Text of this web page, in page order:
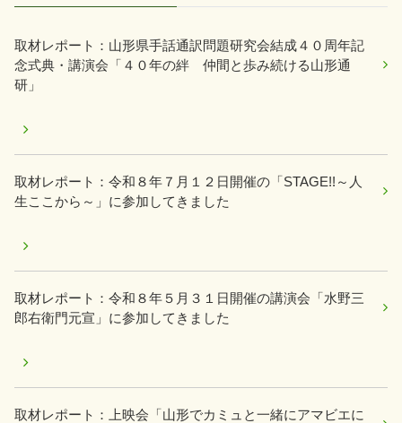
取材レポート：山形県手話通訳問題研究会結成４０周年記
念式典・講演会「４０年の絆 仲間と歩み続ける山形通
研」
取材レポート：令和８年７月１２日開催の「STAGE!!～人
生ここから～」に参加してきました
取材レポート：令和８年５月３１日開催の講演会「水野三
郎右衛門元宣」に参加してきました
取材レポート：上映会「山形でカミュと一緒にアマビエに